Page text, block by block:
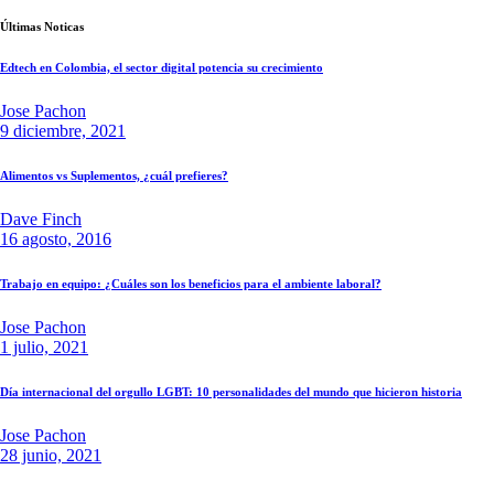
Últimas Noticas
Edtech en Colombia, el sector digital potencia su crecimiento
Jose Pachon
9 diciembre, 2021
Alimentos vs Suplementos, ¿cuál prefieres?
Dave Finch
16 agosto, 2016
Trabajo en equipo: ¿Cuáles son los beneficios para el ambiente laboral?
Jose Pachon
1 julio, 2021
Día internacional del orgullo LGBT: 10 personalidades del mundo que hicieron historia
Jose Pachon
28 junio, 2021